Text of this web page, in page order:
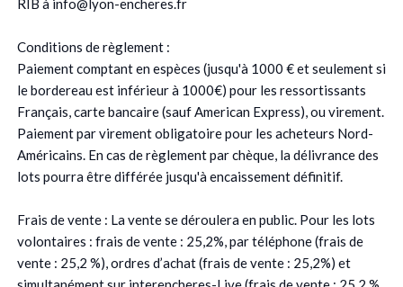
RIB à info@lyon-encheres.fr
Conditions de règlement :
Paiement comptant en espèces (jusqu'à 1000 € et seulement si
le bordereau est inférieur à 1000€) pour les ressortissants
Français, carte bancaire (sauf American Express), ou virement.
Paiement par virement obligatoire pour les acheteurs Nord-
Américains. En cas de règlement par chèque, la délivrance des
lots pourra être différée jusqu'à encaissement définitif.
Frais de vente : La vente se déroulera en public. Pour les lots
volontaires : frais de vente : 25,2%, par téléphone (frais de
vente : 25,2 %), ordres d’achat (frais de vente : 25,2%) et